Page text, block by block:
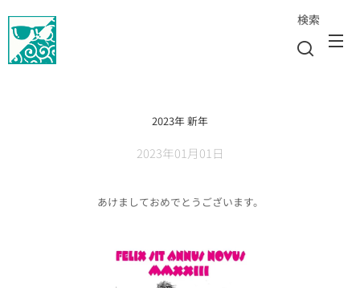
検索
2023年 新年
2023年01月01日
あけましておめでとうございます。